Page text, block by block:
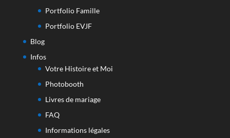
Portfolio Famille
Portfolio EVJF
Blog
Infos
Votre Histoire et Moi
Photobooth
Livres de mariage
FAQ
Informations légales